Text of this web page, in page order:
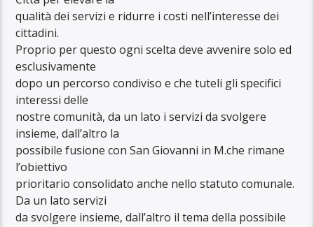
qualità dei servizi e ridurre i costi nell’interesse dei
cittadini.
Proprio per questo ogni scelta deve avvenire solo ed
esclusivamente
dopo un percorso condiviso e che tuteli gli specifici
interessi delle
nostre comunità, da un lato i servizi da svolgere
insieme, dall’altro la
possibile fusione con San Giovanni in M.che rimane
l’obiettivo
prioritario consolidato anche nello statuto comunale.
Da un lato servizi
da svolgere insieme, dall’altro il tema della possibile